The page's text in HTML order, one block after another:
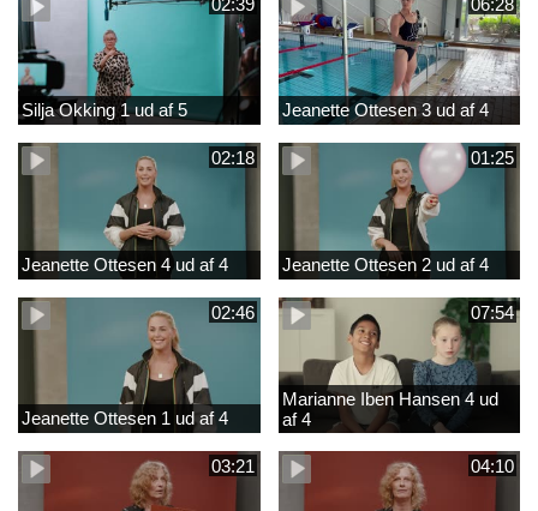
02:39
Silja Okking 1 ud af 5
06:28
Jeanette Ottesen 3 ud af 4
02:18
Jeanette Ottesen 4 ud af 4
01:25
Jeanette Ottesen 2 ud af 4
02:46
Jeanette Ottesen 1 ud af 4
07:54
Marianne Iben Hansen 4 ud
af 4
03:21 04:10